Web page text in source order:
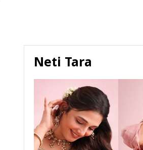
Neti Tara